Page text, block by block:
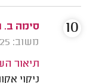
סימה ב.
משוב: 02/11/2025
תיאור
ניקוי
10